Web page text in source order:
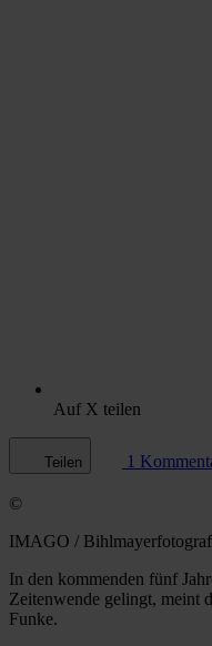
Auf X teilen
Teilen 1
©
IMAGO /
In den kommenden fünf
Zeitenwende gelingt, meint
Funke.